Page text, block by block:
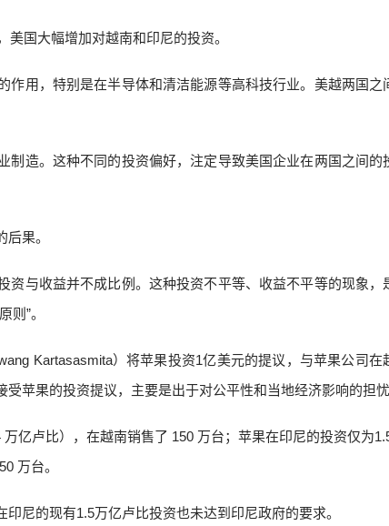
国大幅增加对越南和印尼的投资。
作用，特别是在半导体和清洁能源等高科技行业。美越两国之
制造。这种不同的投资偏好，注定导致美国企业在两国之间的
果。
资与收益并不成比例。这种投资不平等、收益不平等的现象，
则”。
Kartasasmita）将苹果投资1亿美元的提议，与苹果公司在
苹果的投资提议，主要是出于对公平性和当地经济影响的担忧
亿卢比），在越南销售了 150 万台；苹果在印尼的投资仅为
万台。
尼的现有1.5万亿卢比投资也未达到印尼政府的要求。